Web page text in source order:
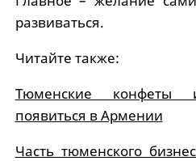
развиваться.
Читайте также:
Тюменские конфеты
появиться в Армении
Часть тюменского